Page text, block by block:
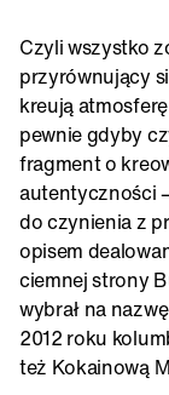
Czyli wszystko
przyrównujący
kreują
pewnie gdyby
fragment o
autentyczności
do czynienia z
opisem
ciemnej strony
wybrał na
2012 roku
też Kokainową